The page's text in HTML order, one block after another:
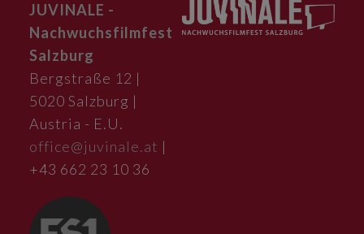
JUVINALE -
Nachwuchsfilmfest
Salzburg
Bergstraße 12 |
5020 Salzburg |
Austria - E.U.
office@juvinale.at |
+43 662 23 10 36